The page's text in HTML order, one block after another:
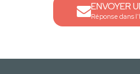
ENVOYER
Réponse dans